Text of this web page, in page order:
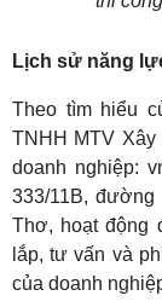
Lịch sử năng
Theo tìm hiểu
TNHH MTV
doanh nghiệp:
333/11B,
Thơ, hoạt động
lắp, tư vấn và
của doanh